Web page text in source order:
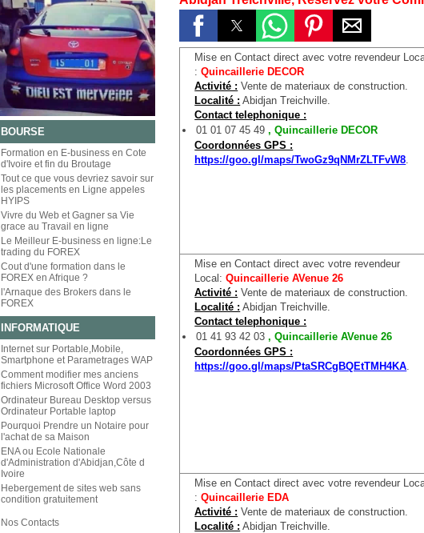
BOURSE
Formation en E-business en Cote
d'Ivoire et fin du Broutage
Tout ce que vous devriez savoir sur
les placements en Ligne appeles
HYIPS
Vivre du Web et Gagner sa Vie
grace au Travail en ligne
Le Meilleur E-business en ligne:Le
trading du FOREX
Cout d'une formation dans le
FOREX en Afrique ?
l'Arnaque des Brokers dans le
FOREX
INFORMATIQUE
Internet sur Portable,Mobile,
Smartphone et Parametrages WAP
Comment modifier mes anciens
fichiers Microsoft Office Word 2003
Ordinateur Bureau Desktop versus
Ordinateur Portable laptop
Pourquoi Prendre un Notaire pour
l'achat de sa Maison
ENA ou Ecole Nationale
d'Administration d'Abidjan,Côte d
Ivoire
Hebergement de sites web sans
condition gratuitement
Nos Contacts
Mise en Contact direct avec votre revendeur
:Quincaillerie DECOR
Activité : Vente de materiaux de construction.
Localité : Abidjan Treichville.
Contact telephonique :
01 01 07 45 49, Quincaillerie DECOR
Coordonnées GPS :
https://goo.gl/maps/TwoGz9qNMrZLTFvW8
Mise en Contact direct avec votre revendeur
Local:Quincaillerie AVenue 26
Activité : Vente de materiaux de construction.
Localité : Abidjan Treichville.
Contact telephonique :
01 41 93 42 03, Quincaillerie AVenue 26
Coordonnées GPS :
https://goo.gl/maps/PtaSRCgBQEtTMH4KA
Mise en Contact direct avec votre revendeur
:Quincaillerie EDA
Activité : Vente de materiaux de construction.
Localité : Abidjan Treichville.